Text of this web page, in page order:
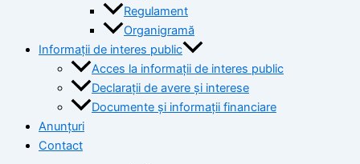
Regulament
Organigramă
Informații de interes public
Acces la informații de interes public
Declarații de avere și interese
Documente și informații financiare
Anunțuri
Contact